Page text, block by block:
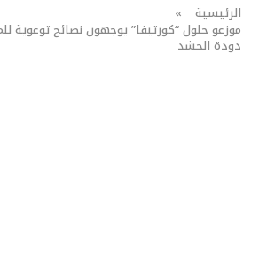
الرئيسية »
موزعو حلول “كورتيفا” يوجهون نصائح توعوية
دودة الحشد